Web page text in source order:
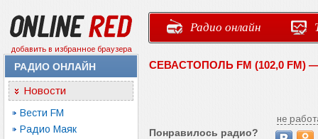
добавить в избранное браузера
Радио онлайн
РАДИО ОНЛАЙН
Новости
Вести FM
Радио Маяк
СЕВАСТОПОЛЬ FM (102,0
не
Понравилось радио?